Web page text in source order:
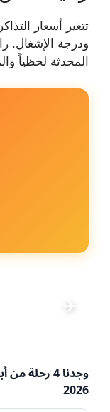
تتغير أسعار
ودرجة الإشغال.
المحدثة لحظياً
✈
وجدنا 4 رحلة من
2026